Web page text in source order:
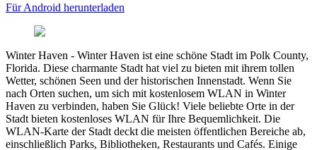
Für Android herunterladen
Winter Haven - Winter Haven ist eine schöne Stadt im Polk County,
Florida. Diese charmante Stadt hat viel zu bieten mit ihrem tollen
Wetter, schönen Seen und der historischen Innenstadt. Wenn Sie
nach Orten suchen, um sich mit kostenlosem WLAN in Winter
Haven zu verbinden, haben Sie Glück! Viele beliebte Orte in der
Stadt bieten kostenloses WLAN für Ihre Bequemlichkeit. Die
WLAN-Karte der Stadt deckt die meisten öffentlichen Bereiche ab,
einschließlich Parks, Bibliotheken, Restaurants und Cafés. Einige